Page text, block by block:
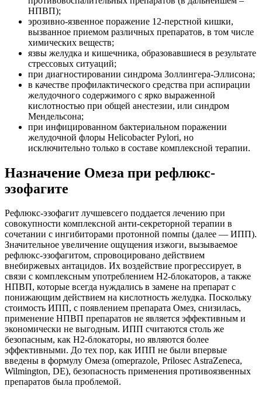
НПВП);
эрозивно-язвенное поражение 12-перстной кишки,
вызванное приемом различных препаратов, в том числе
химических веществ;
язвы желудка и кишечника, образовавшиеся в результате
стрессовых ситуаций;
при диагностировании синдрома Золлингера-Эллисона;
в качестве профилактического средства при аспирации
желудочного содержимого с ярко выраженной
кислотностью при общей анестезии, или синдром
Мендельсона;
при инфицированном бактериальном поражении
желудочной флоры Helicobacter Pylori, но
исключительно только в составе комплексной терапии.
Назначение Омеза при рефлюкс-
эзофагите
Рефлюкс-эзофагит лучшевсего поддается лечению при
совокупности комплексной анти-секреторной терапии в
сочетании с ингибиторами протонной помпы (далее — ИПП).
Значительное увеличение ощущения изжоги, вызываемое
рефлюкс-эзофагитом, спровоцировано действием
внебиржевых антацидов. Их воздействие прогрессирует, в
связи с комплексным употреблением Н2-блокаторов, а также
НПВП, которые всегда нуждались в замене на препарат с
понижающим действием на кислотность желудка. Поскольку
стоимость ИПП, с появлением препарата Омез, снизилась,
применение НПВП препаратов не является эффективным и
экономически не выгодным. ИПП считаются столь же
безопасным, как Н2-блокаторы, но являются более
эффективными. До тех пор, как ИПП не были впервые
введены в формулу Омеза (omeprazole, Prilosec AstraZeneca,
Wilmington, DE), безопасность применения противоязвенных
препаратов была проблемой.